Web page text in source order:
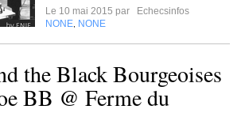
Le 10 mai 2015 par
Echecsinfos
NONE NONE
the Black Bourgeoises
BB @ Ferme du